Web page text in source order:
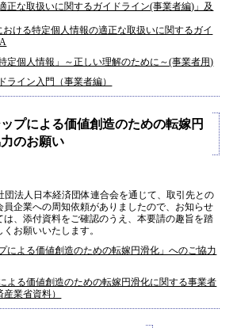
正な取扱いに関するガイドライン(事業者編)」及
おける特定個人情報の適正な取扱いに関するガイ
定個人情報」～正しい理解のために～(事業者用)
ライン入門（事業者編）
ップによる価値創造のための転嫁円
のお願い
団法人日本経済団体連合会を通じて、取引先との
員企業への周知依頼がありましたので、お知らせ
は、添付資料をご確認のうえ、本要請の趣旨を踏
お願いいたします。
による価値創造のための転嫁円滑化」へのご協力
よる価値創造のための転嫁円滑化に関する事業者
業省資料）